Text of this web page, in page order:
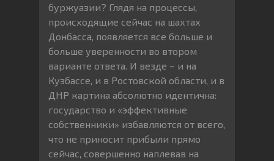
буржуазии? Глядя на процессы,
происходящие сейчас на шахтах
Донбасса, появляется все больше и
больше уверенности во втором
варианте ответа. И везде – и на
Кузбассе, и в Ростовской области, и в
ДНР картина абсолютно идентична:
государство и «эффективные
собственники» избавляются от всего,
что не приносит прибыли прямо
сейчас, совершенно наплевав на